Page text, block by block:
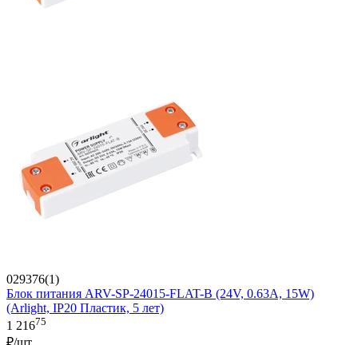
029376(1)
Блок питания ARV-SP-24015-FLAT-B (24V, 0.63A, 15W)
(Arlight, IP20 Пластик, 5 лет)
1 21675
₽/шт